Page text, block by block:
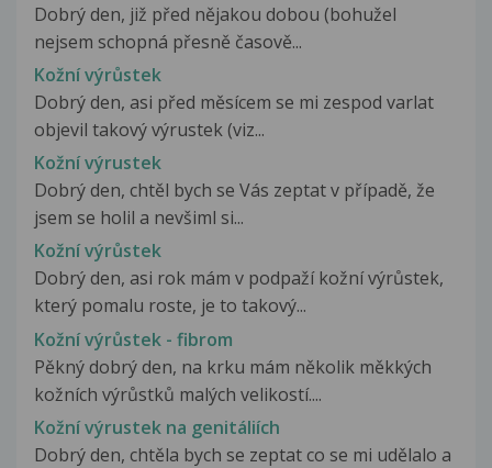
Dobrý den, již před nějakou dobou (bohužel
nejsem schopná přesně časově...
Kožní výrůstek
Dobrý den, asi před měsícem se mi zespod varlat
objevil takový výrustek (viz...
Kožní výrustek
Dobrý den, chtěl bych se Vás zeptat v případě, že
jsem se holil a nevšiml si...
Kožní výrůstek
Dobrý den, asi rok mám v podpaží kožní výrůstek,
který pomalu roste, je to takový...
Kožní výrůstek - fibrom
Pěkný dobrý den, na krku mám několik měkkých
kožních výrůstků malých velikostí....
Kožní výrustek na genitáliích
Dobrý den, chtěla bych se zeptat co se mi udělalo a